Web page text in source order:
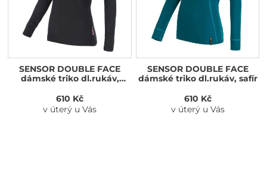
SENSOR DOUBLE FACE
dámské triko dl.rukáv,
610 Kč
v úterý u Vás
SENSOR DOUBLE FACE
dámské triko dl.rukáv, safír
610 Kč
v úterý u Vás